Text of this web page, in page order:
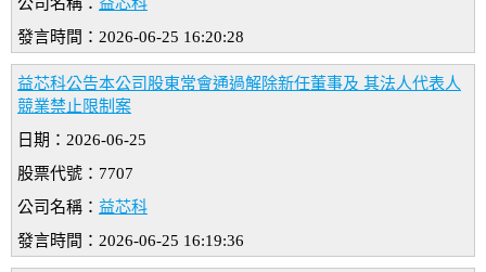
發言時間：2026-06-25 16:20:28
益芯科公告本公司股東常會通過解除新任董事及 其法人代表人
競業禁止限制案
日期：2026-06-25
股票代號：7707
公司名稱： 益芯科
發言時間：2026-06-25 16:19:36